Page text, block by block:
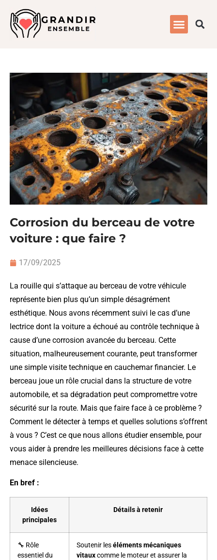
Corrosion du berceau de votre
voiture : que faire ?
17/09/2025
La rouille qui s’attaque au berceau de votre véhicule
représente bien plus qu’un simple désagrément
esthétique. Nous avons récemment suivi le cas d’une
lectrice dont la voiture a échoué au contrôle technique à
cause d’une corrosion avancée du berceau. Cette
situation, malheureusement courante, peut transformer
une simple visite technique en cauchemar financier. Le
berceau joue un rôle crucial dans la structure de votre
automobile, et sa dégradation peut compromettre votre
sécurité sur la route. Mais que faire face à ce problème ?
Comment le détecter à temps et quelles solutions s’offrent
à vous ? C’est ce que nous allons étudier ensemble, pour
vous aider à prendre les meilleures décisions face à cette
menace silencieuse.
En bref :
Idées
principales
Détails à retenir
🔧 Rôle
essentiel du
Soutenir leséléments mécaniques
vitauxcomme le moteur et assurer la